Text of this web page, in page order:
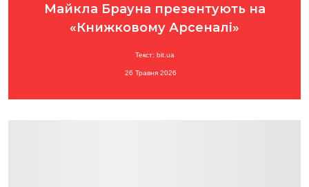
Майкла Брауна презентують на
«Книжковому Арсеналі»
Текст: bit.ua
26 Травня 2026